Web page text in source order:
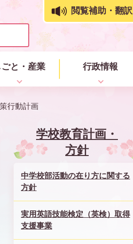
閲覧補助・翻訳
ごと・産業 行政情報
行動計画
学校教育計画・
方針
中学校部活動の在り方に関する
方針
実用英語技能検定（英検）取得
支援事業